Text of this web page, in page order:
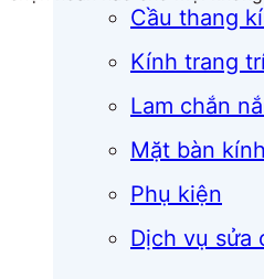
Cầu thang
Kính trang
Lam chắn
Mặt bàn kính
Phụ kiện
Dịch vụ sửa